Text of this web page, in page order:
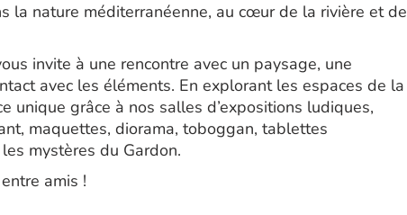
la nature méditerranéenne, au cœur de la rivière et de
invite à une rencontre avec un paysage, une
avec les éléments. En explorant les espaces de la
unique grâce à nos salles d’expositions ludiques,
maquettes, diorama, toboggan, tablettes
mystères du Gardon.
amis !